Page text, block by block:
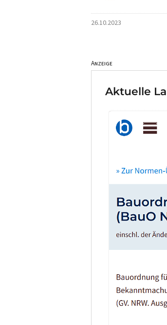
26.10.2023
Anzeige
Aktuelle